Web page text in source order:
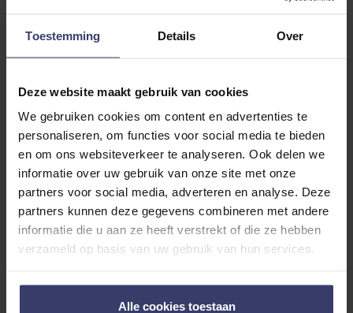
Toestemming Details Over
Deze website maakt gebruik van cookies
We gebruiken cookies om content en advertenties te
personaliseren, om functies voor social media te bieden
en om ons websiteverkeer te analyseren. Ook delen we
informatie over uw gebruik van onze site met onze
partners voor social media, adverteren en analyse. Deze
partners kunnen deze gegevens combineren met andere
informatie die u aan ze heeft verstrekt of die ze hebben
verzameld op basis van uw gebruik van hun services.
Alle cookies toestaan
Customer Reviews
0 0 reviews
More info